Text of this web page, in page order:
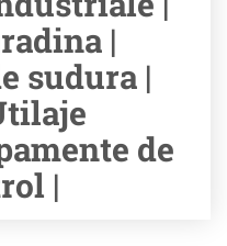
|
sudura |
de
|